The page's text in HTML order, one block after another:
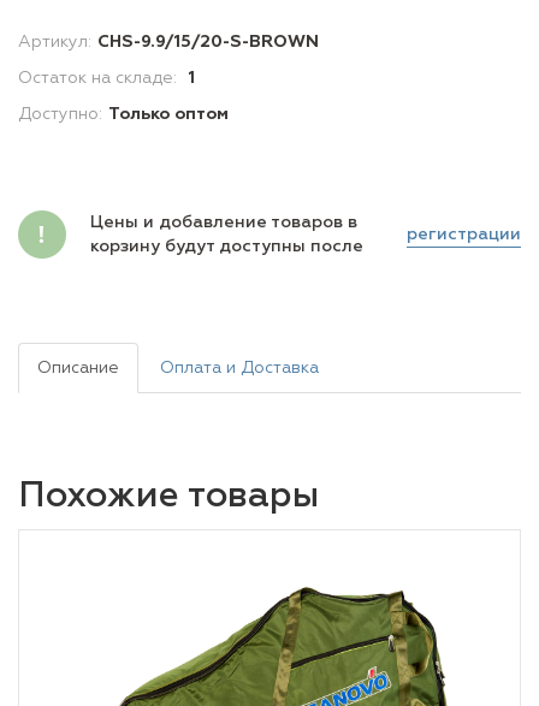
Артикул: CHS-9.9/15/20-S-BROWN
Остаток на складе: 1
Доступно: Только оптом
Цены и добавление товаров в
корзину будут доступны после
регистрации
Описание Оплата и Доставка
Похожие товары